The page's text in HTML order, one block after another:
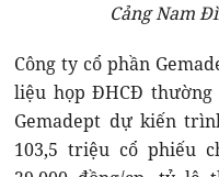
Cảng Nam
Công ty cổ phần
liệu họp ĐHCĐ thường
Gemadept dự kiến
103,5 triệu cổ phiếu